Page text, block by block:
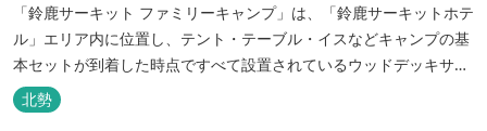
「鈴鹿サーキット ファミリーキャンプ」は、「鈴鹿サーキットホテ
ル」エリア内に位置し、テント・テーブル・イスなどキャンプの基
本セットが到着した時点ですべて設置されているウッドデッキサイ
トの他、初めてのキャンプでも安心して楽しめる設備が整ったキャ
ンプ場です。 さらに、手ぶらでキャンプをお楽しみいただけるよう
北勢